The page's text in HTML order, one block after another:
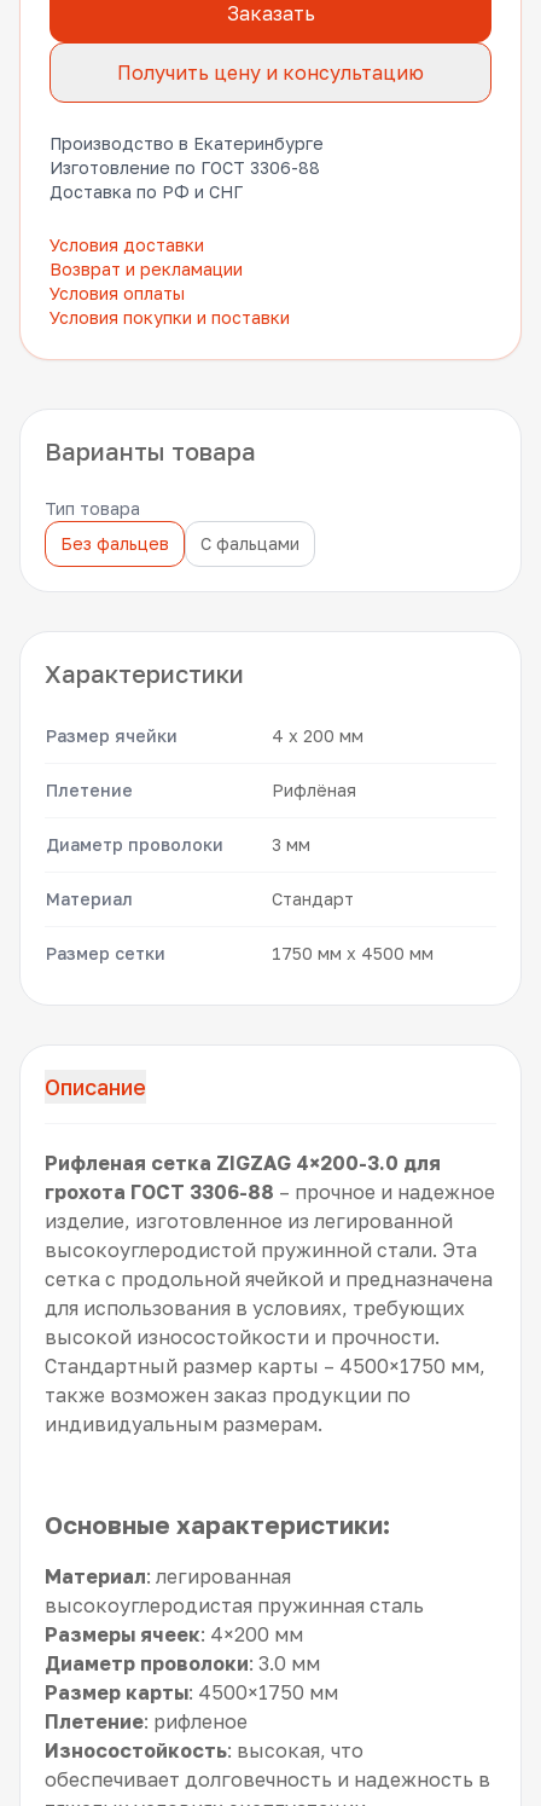
Заказать
Получить цену и консультацию
Производство в Екатеринбурге
Изготовление по ГОСТ 3306-88
Доставка по РФ и СНГ
Условия доставки
Возврат и рекламации
Условия оплаты
Условия покупки и поставки
Варианты товара
Тип товара
Без фальцев
С фальцами
Характеристики
Размер ячейки 4 x 200 мм
Плетение Рифлёная
Диаметр проволоки 3 мм
Материал Стандарт
Размер сетки 1750 мм x 4500 мм
Описание
Рифленая сетка ZIGZAG 4×200-3.0 для
грохота ГОСТ 3306-88 – прочное и надежное
изделие, изготовленное из легированной
высокоуглеродистой пружинной стали. Эта
сетка c продольной ячейкой и предназначена
для использования в условиях, требующих
высокой износостойкости и прочности.
Стандартный размер карты – 4500×1750 мм,
также возможен заказ продукции по
индивидуальным размерам.
Основные характеристики:
Материал: легированная
высокоуглеродистая пружинная сталь
Размеры ячеек: 4×200 мм
Диаметр проволоки: 3.0 мм
Размер карты: 4500×1750 мм
Плетение: рифленое
Износостойкость: высокая, что
обеспечивает долговечность и надежность в